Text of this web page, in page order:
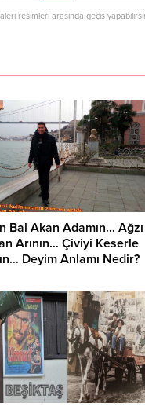
resimleri arasında geçiş
Bal Akan Adamın… Ağzı
Arının… Çiviyi Keserle
Deyim Anlamı Nedir?